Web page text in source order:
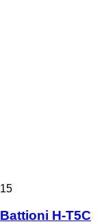
15
Battioni H-T5C